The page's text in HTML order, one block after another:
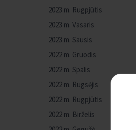
2023 m. Rugpjūtis
2023 m. Vasaris
2023 m. Sausis
2022 m. Gruodis
2022 m. Spalis
2022 m. Rugsėjis
2022 m. Rugpjūtis
2022 m. Birželis